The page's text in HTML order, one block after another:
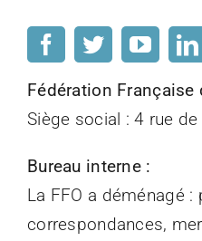
Fédération Française
Siège social : 4 rue
Bureau interne :
La FFO a déménagé :
correspondances,